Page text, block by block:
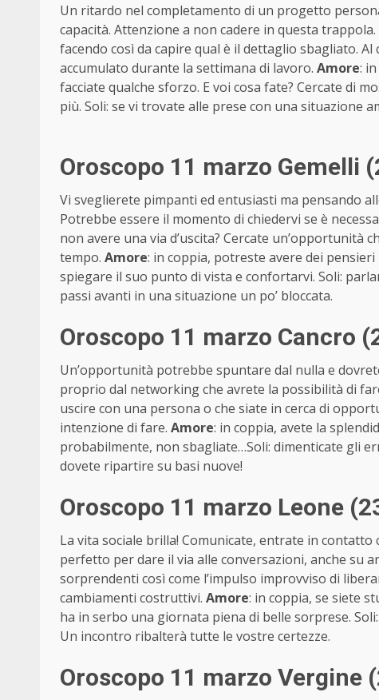
Un ritardo nel completamento di un progetto
capacità. Attenzione a non cadere in questa
facendo così da capire qual è il dettaglio sbagliato.
accumulato durante la settimana di lavoro. Amore:
facciate qualche sforzo. E voi cosa fate? Cercate di
più. Soli: se vi trovate alle prese con una situazione
Oroscopo 11 marzo Gemelli
Vi sveglierete pimpanti ed entusiasti ma pensando
Potrebbe essere il momento di chiedervi se è
non avere una via d’uscita? Cercate
tempo. Amore: in coppia, potreste avere dei
spiegare il suo punto di vista e confortarvi. Soli:
passi avanti in una situazione un po’ bloccata.
Oroscopo 11 marzo Cancro
Un’opportunità potrebbe spuntare dal nulla e
proprio dal networking che avrete la possibilità di
uscire con una persona o che siate in cerca di
intenzione di fare. Amore: in coppia, avete la
probabilmente, non sbagliate…Soli: dimenticate gli
dovete ripartire su basi nuove!
Oroscopo 11 marzo Leone
La vita sociale brilla! Comunicate, entrate in
perfetto per dare il via alle conversazioni, anche su
sorprendenti così come l’impulso improvviso di
cambiamenti costruttivi. Amore: in coppia, se siete
ha in serbo una giornata piena di belle sorprese.
Un incontro ribalterà tutte le vostre certezze.
Oroscopo 11 marzo Vergine